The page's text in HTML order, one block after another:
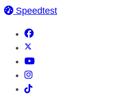
Speedtest